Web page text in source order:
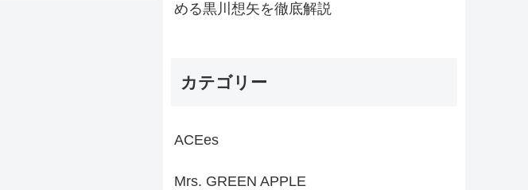
める黒川想矢を徹底解説
カテゴリー
ACEes
Mrs. GREEN APPLE